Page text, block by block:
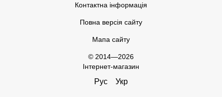
Контактна інформація
Повна версія сайту
Мапа сайту
© 2014—2026
Інтернет-магазин
Рус Укр